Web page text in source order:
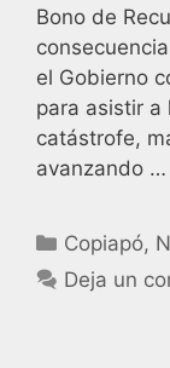
Bono de
el Gobierno
para asistir a
catástrofe,
avanzando …
Copiapó,
Deja un